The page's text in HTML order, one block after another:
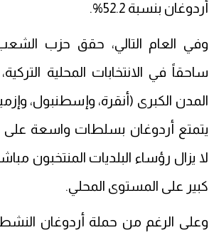
أردوغان بنسبة 52.2%.
وفي العام التالي، حقق حزب
ساحقاً في الانتخابات المحلية
المدن الكبرى (أنقرة، وإسطنبول،
يتمتع أردوغان بسلطات واسعة على
لا يزال رؤساء البلديات المنتخبون
كبير على المستوى المحلي.
وعلى الرغم من حملة أردوغان